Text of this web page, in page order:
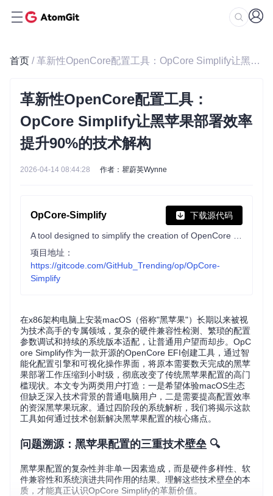
首页 / 革新性OpenCore配置工具：OpCore Simplify让黑苹果部署效率提升90%的技术解构
革新性OpenCore配置工具：
OpCore Simplify让黑苹果部署效率
提升90%的技术解构
2026-04-14 08:44:28 作者：瞿蔚英Wynne
OpCore-Simplify 下载源代码
项目地址：
https://gitcode.com/GitHub_Trending/op/OpCore-
Simplify
在x86架构电脑上安装macOS（俗称"黑苹果"）长期以来被视
为技术高手的专属领域，复杂的硬件兼容性检测、繁琐的配置
参数调试和持续的系统版本适配，让普通用户望而却步。OpC
ore Simplify作为一款开源的OpenCore EFI创建工具，通过智
能化配置引擎和可视化操作界面，将原本需要数天完成的黑苹
果部署工作压缩到小时级，彻底改变了传统黑苹果配置的高门
槛现状。本文专为两类用户打造：一是希望体验macOS生态
但缺乏深入技术背景的普通电脑用户，二是需要提高配置效率
的资深黑苹果玩家。通过四阶段的系统解析，我们将揭示这款
工具如何通过技术创新解决黑苹果配置的核心痛点。
问题溯源：黑苹果配置的三重技术壁垒 🔍
黑苹果配置的复杂性并非单一因素造成，而是硬件多样性、软
件兼容性和系统演进共同作用的结果。理解这些技术壁垒的本
质，才能真正认识OpCore Simplify的革新价值。